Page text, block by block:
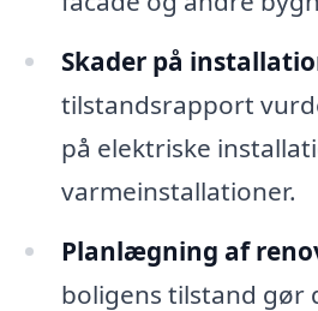
Skader på
tilstandsrapport
på elektriske
varmeinstallationer.
Planlægning af
boligens tilstand gør